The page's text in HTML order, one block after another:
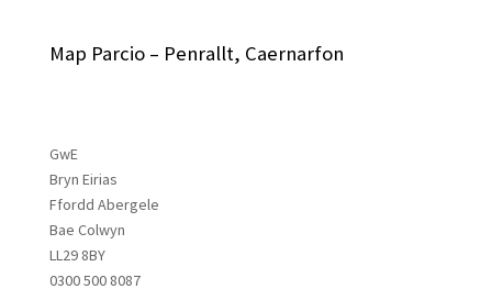
Map Parcio – Penrallt, Caernarfon
GwE
Bryn Eirias
Ffordd Abergele
Bae Colwyn
LL29 8BY
0300 500 8087